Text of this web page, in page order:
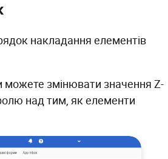
накладання елементів
можете змінювати значення Z-
над тим, як елементи